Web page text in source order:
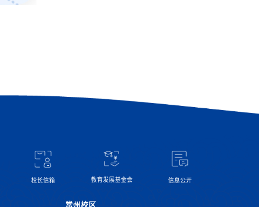
校长信箱 教育发展基金会 信息公开
常州校区